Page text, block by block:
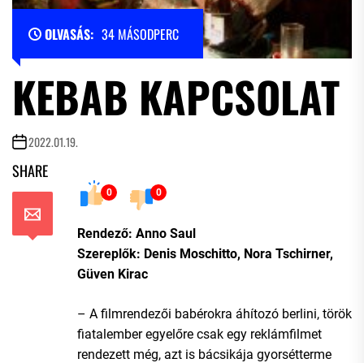
OLVASÁS: 34 MÁSODPERC
KEBAB KAPCSOLAT
2022.01.19.
SHARE
0 0
Rendező: Anno Saul
Szereplők: Denis Moschitto, Nora Tschirner,
Güven Kirac
– A filmrendezői babérokra áhítozó berlini, török
fiatalember egyelőre csak egy reklámfilmet
rendezett még, azt is bácsikája gyorsétterme